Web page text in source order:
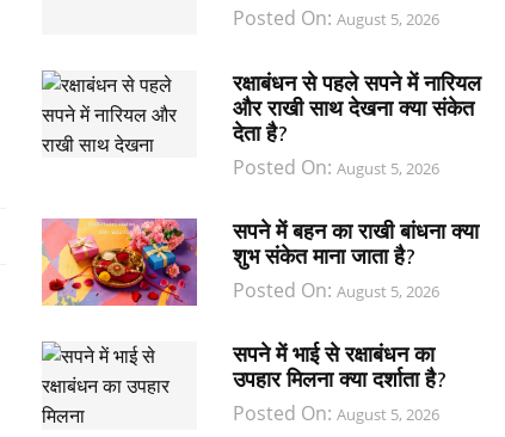
Posted On:August 5, 2026
रक्षाबंधन से पहले सपने में नारियल
और राखी साथ देखना क्या संकेत
देता है?
Posted On:August 5, 2026
सपने में बहन का राखी बांधना क्या
शुभ संकेत माना जाता है?
Posted On:August 5, 2026
सपने में भाई से रक्षाबंधन का
उपहार मिलना क्या दर्शाता है?
Posted On:August 5, 2026